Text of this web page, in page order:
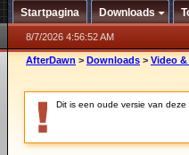
Startpagina Downloads
8/7/2026 4:56:52 AM
AfterDawn > Downloads > Video
Dit is een oude versie van